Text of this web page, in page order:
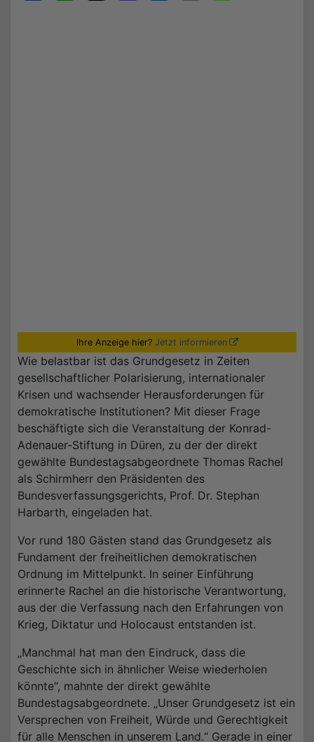
Ihre Anzeige hier? Jetzt informieren
Wie belastbar ist das Grundgesetz in Zeiten
gesellschaftlicher Polarisierung, internationaler
Krisen und wachsender Herausforderungen für
demokratische Institutionen? Mit dieser Frage
beschäftigte sich die Veranstaltung der Konrad-
Adenauer-Stiftung in Düren, zu der der direkt
gewählte Bundestagsabgeordnete Thomas Rachel
als Schirmherr den Präsidenten des
Bundesverfassungsgerichts, Prof. Dr. Stephan
Harbarth, eingeladen hat.
Vor rund 180 Gästen stand das Grundgesetz als
Fundament der freiheitlichen demokratischen
Ordnung im Mittelpunkt. In seiner Einführung
erinnerte Rachel an die historische Verantwortung,
aus der die Verfassung nach den Erfahrungen von
Krieg, Diktatur und Holocaust entstanden ist.
„Manchmal hat man den Eindruck, dass die
Geschichte sich in ähnlicher Weise wiederholen
könnte“, mahnte der direkt gewählte
Bundestagsabgeordnete. „Unser Grundgesetz ist ein
Versprechen von Freiheit, Würde und Gerechtigkeit
für alle Menschen in unserem Land.“ Gerade in einer